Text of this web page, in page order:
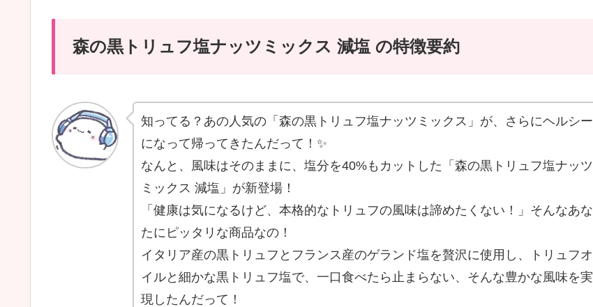
森の黒トリュフ塩ナッツミックス 減塩 の特徴要約
知ってる？あの人気の「森の黒トリュフ塩ナッツミックス」が、さらにヘルシー
になって帰ってきたんだって！✨
なんと、風味はそのままに、塩分を40%もカットした「森の黒トリュフ塩ナッツ
ミックス 減塩」が新登場！
「健康は気になるけど、本格的なトリュフの風味は諦めたくない！」そんなあな
たにピッタリな商品なの！
イタリア産の黒トリュフとフランス産のゲランド塩を贅沢に使用し、トリュフオ
イルと細かな黒トリュフ塩で、一口食べたら止まらない、そんな豊かな風味を実
現したんだって！